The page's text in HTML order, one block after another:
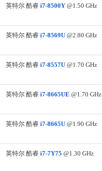
英特尔 酷睿 i7-8500Y@1.50 GHz
英特尔 酷睿 i7-8569U@2.80 GHz
英特尔 酷睿 i7-8557U@1.70 GHz
英特尔 酷睿 i7-8665UE @1.70 GHz
英特尔 酷睿 i7-8665U@1.90 GHz
英特尔 酷睿 i7-7Y75 @1.30 GHz